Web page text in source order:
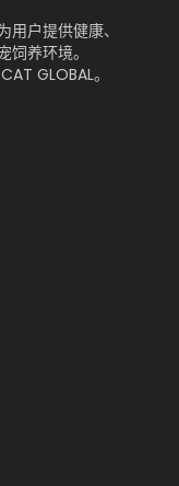
户提供健康、
养环境。
GLOBAL。